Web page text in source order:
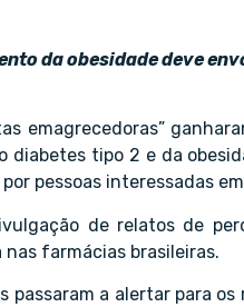
da obesidade deve
emagrecedoras”
tipo 2 e da
pessoas interessadas
de relatos de
farmácias brasileiras.
a alertar para